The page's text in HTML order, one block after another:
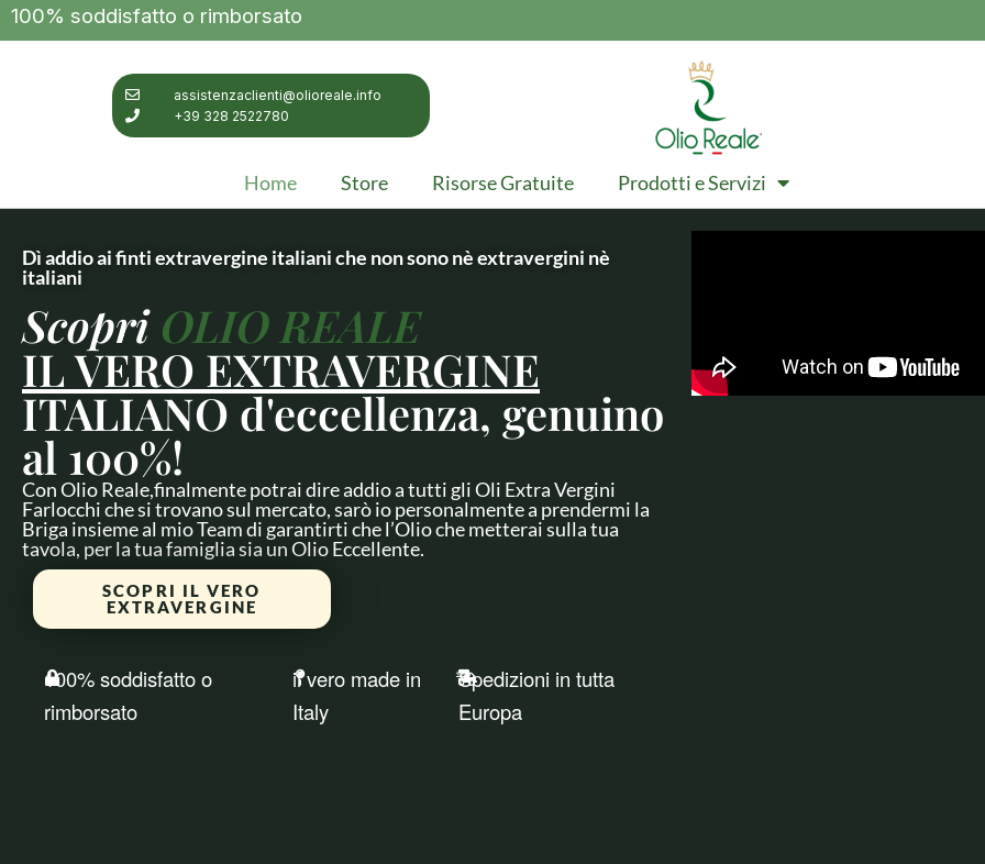
100% soddisfatto o rimborsato
assistenzaclienti@olioreale.info
+39 328 2522780
Home Store Risorse Gratuite Prodotti e Servizi
Dì addio ai finti extravergine italiani che non sono nè extravergini nè
italiani
Scopri OLIO REALE
IL VERO EXTRAVERGINE
ITALIANO d'eccellenza, genuino
al 100%!
Con Olio Reale,finalmente potrai dire addio a tutti gli Oli Extra Vergini
Farlocchi che si trovano sul mercato, sarò io personalmente a prendermi la
Briga insieme al mio Team di garantirti che l’Olio che metterai sulla tua
tavola, per la tua famiglia sia un Olio Eccellente.
SCOPRI IL VERO
EXTRAVERGINE
100% soddisfatto o
rimborsato
il vero made in
Italy
Spedizioni in tutta
Europa